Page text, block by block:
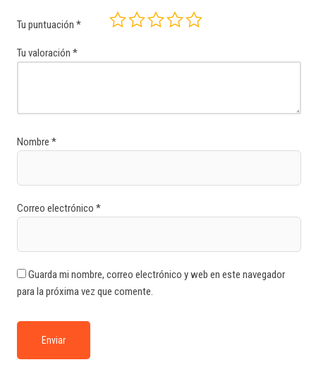
Tu puntuación *
Tu valoración *
Nombre *
Correo electrónico *
Guarda mi nombre, correo electrónico y web en este navegador
para la próxima vez que comente.